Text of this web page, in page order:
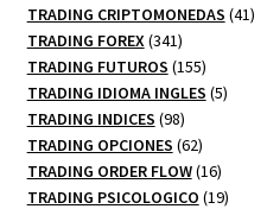
productos
TRADING CRIPTOMONEDAS 4141
TRADING FOREX 341341
productos
TRADING FUTUROS 155155
productos
TRADING IDIOMA INGLES 55
TRADING INDICES 9898
productos
TRADING OPCIONES 6262
productos
TRADING ORDER FLOW 1616
TRADING PSICOLOGICO 1919